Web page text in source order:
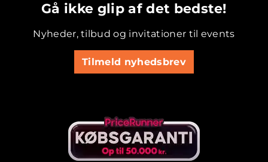
Gå ikke glip af det bedste!
Nyheder, tilbud og invitationer til events
Tilmeld nyhedsbrev